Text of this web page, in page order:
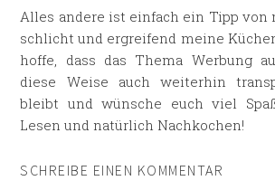
Alles andere ist einfach ein Tipp von
schlicht und ergreifend meine
hoffe, dass das Thema Werbung
diese Weise auch weiterhin
bleibt und wünsche euch viel
Lesen und natürlich Nachkochen!
SCHREIBE EINEN KOMMENTAR